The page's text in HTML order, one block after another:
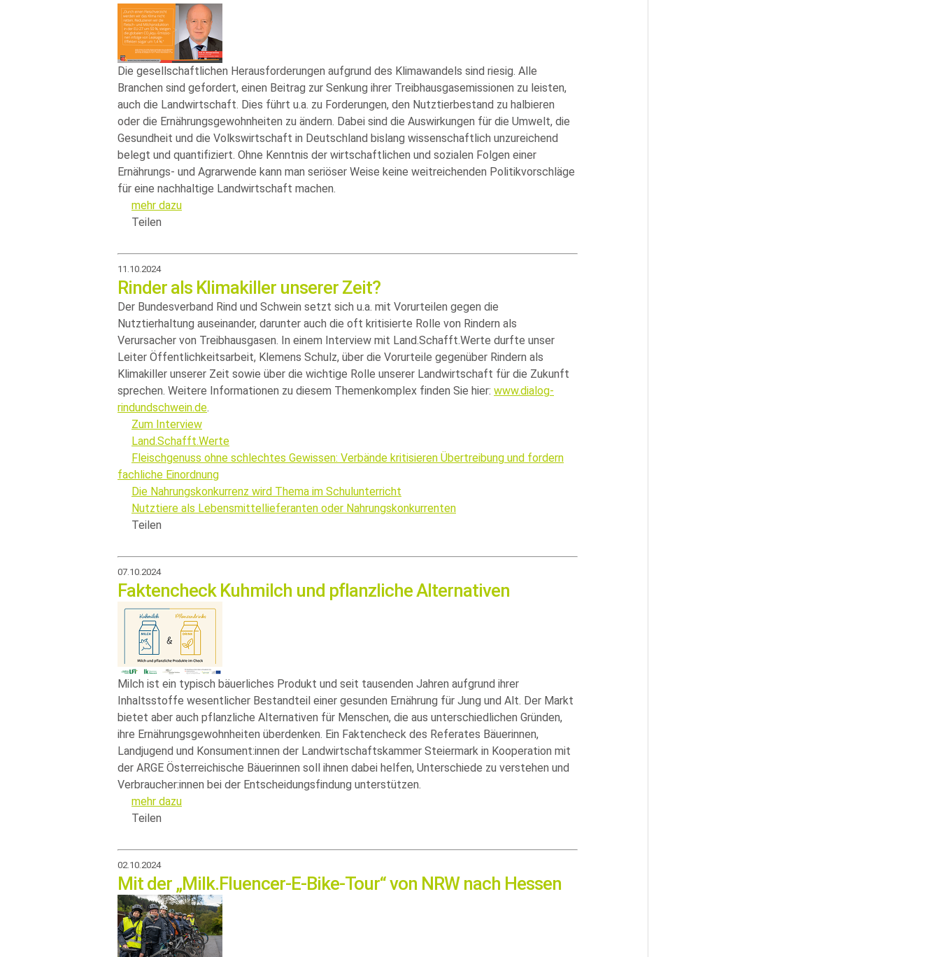
Die gesellschaftlichen Herausforderungen aufgrund des Klimawandels sind riesig. Alle
Branchen sind gefordert, einen Beitrag zur Senkung ihrer Treibhausgasemissionen zu leisten,
auch die Landwirtschaft. Dies führt u.a. zu Forderungen, den Nutztierbestand zu halbieren
oder die Ernährungsgewohnheiten zu ändern. Dabei sind die Auswirkungen für die Umwelt, die
Gesundheit und die Volkswirtschaft in Deutschland bislang wissenschaftlich unzureichend
belegt und quantifiziert. Ohne Kenntnis der wirtschaftlichen und sozialen Folgen einer
Ernährungs- und Agrarwende kann man seriöser Weise keine weitreichenden Politikvorschläge
für eine nachhaltige Landwirtschaft machen.
mehr dazu
Teilen
11.10.2024
Rinder als Klimakiller unserer Zeit?
Der Bundesverband Rind und Schwein setzt sich u.a. mit Vorurteilen gegen die
Nutztierhaltung auseinander, darunter auch die oft kritisierte Rolle von Rindern als
Verursacher von Treibhausgasen. In einem Interview mit Land.Schafft.Werte durfte unser
Leiter Öffentlichkeitsarbeit, Klemens Schulz, über die Vorurteile gegenüber Rindern als
Klimakiller unserer Zeit sowie über die wichtige Rolle unserer Landwirtschaft für die Zukunft
sprechen. Weitere Informationen zu diesem Themenkomplex finden Sie hier: www.dialog-
rindundschwein.de.
Zum Interview
Land.Schafft.Werte
Fleischgenuss ohne schlechtes Gewissen: Verbände kritisieren Übertreibung und fordern
fachliche Einordnung
Die Nahrungskonkurrenz wird Thema im Schulunterricht
Nutztiere als Lebensmittellieferanten oder Nahrungskonkurrenten
Teilen
07.10.2024
Faktencheck Kuhmilch und pflanzliche Alternativen
Milch ist ein typisch bäuerliches Produkt und seit tausenden Jahren aufgrund ihrer
Inhaltsstoffe wesentlicher Bestandteil einer gesunden Ernährung für Jung und Alt. Der Markt
bietet aber auch pflanzliche Alternativen für Menschen, die aus unterschiedlichen Gründen,
ihre Ernährungsgewohnheiten überdenken. Ein Faktencheck des Referates Bäuerinnen,
Landjugend und Konsument:innen der Landwirtschaftskammer Steiermark in Kooperation mit
der ARGE Österreichische Bäuerinnen soll ihnen dabei helfen, Unterschiede zu verstehen und
Verbraucher:innen bei der Entscheidungsfindung unterstützen.
mehr dazu
Teilen
02.10.2024
Mit der „Milk.Fluencer-E-Bike-Tour“ von NRW nach Hessen